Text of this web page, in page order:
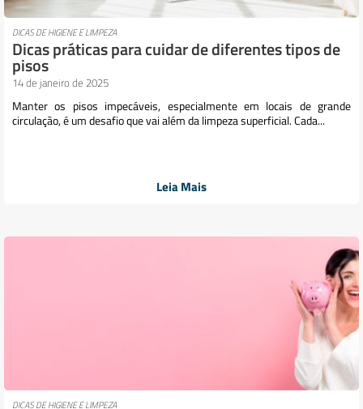
DICAS DE HIGIENE E LIMPEZA
Dicas práticas para cuidar de diferentes tipos de
pisos
14 de janeiro de 2025
Manter os pisos impecáveis, especialmente em locais de grande
circulação, é um desafio que vai além da limpeza superficial. Cada...
Leia Mais
DICAS DE HIGIENE E LIMPEZA